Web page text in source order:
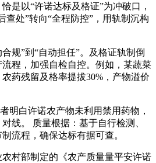
是以“许诺达标及格证”为冲破口，
查处”转向“全程防控”，用轨制沉构
”到“自动担任”。及格证轨制倒
程，加强自检自控。例如，某蔬菜
药残留及格率提拔30%，产物溢价
白许诺农产物未利用禁用药物，
线。 质量根据：基于自行检测、
流程，确保达标有据可查。
村部制定的《农产质量量平安许诺